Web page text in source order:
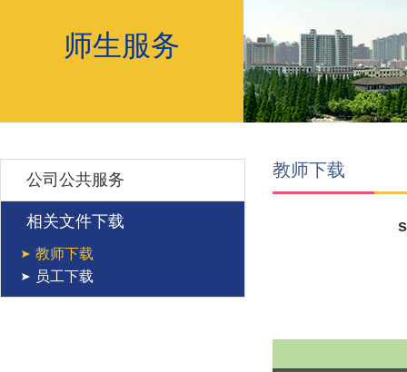
师生服务
公司公共服务
相关文件下载
教师下载
员工下载
教师下载